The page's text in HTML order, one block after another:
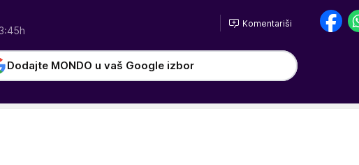
Komentariši
Dodajte MONDO u vaš Google izbor